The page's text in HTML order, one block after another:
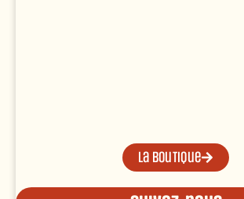
La boutique